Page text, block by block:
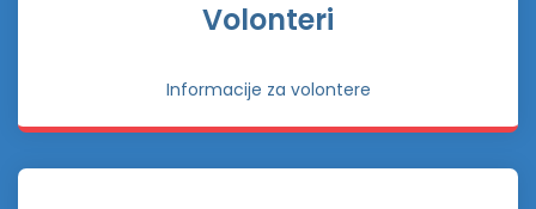
Volonteri
Informacije za volontere